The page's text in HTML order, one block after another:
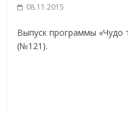
08.11.2015
Выпуск программы «Чудо
(№121).